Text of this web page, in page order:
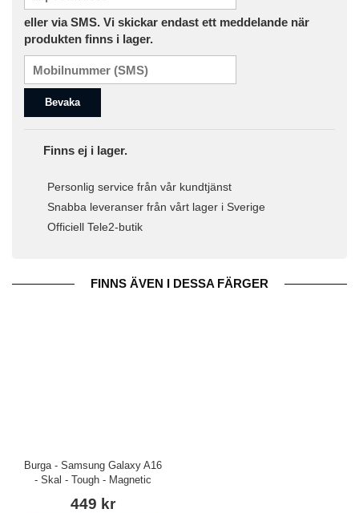
eller via SMS. Vi skickar endast ett meddelande när
produkten finns i lager.
Bevaka
Finns ej i lager.
Personlig service från vår kundtjänst
Snabba leveranser från vårt lager i Sverige
Officiell Tele2-butik
FINNS ÄVEN I DESSA FÄRGER
Burga - Samsung Galaxy A16
- Skal - Tough - Magnetic
449 kr